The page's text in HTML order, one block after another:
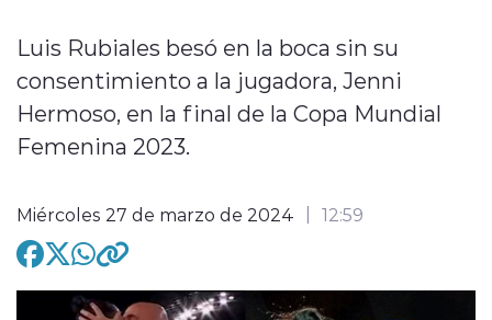
Deportes
modo claro
Luis Rubiales besó en la boca sin su
consentimiento a la jugadora, Jenni
Hermoso, en la final de la Copa Mundial
Femenina 2023.
Miércoles 27 de marzo de 2024 12:59